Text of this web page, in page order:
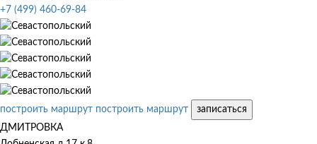
+7 (499) 460-69-84
построить маршрут построить маршрут
записаться
ДМИТРОВКА